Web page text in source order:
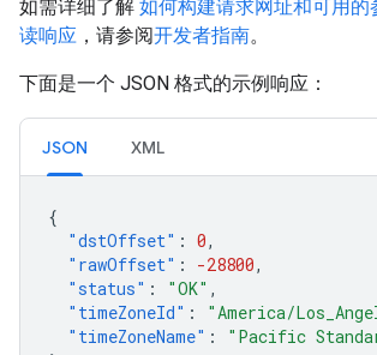
如需详细了解 如何构建请求网址和可用的
读响应 ，请参阅开发者指南。
下面是一个 JSON 格式的示例响应：
JSON XML
{
"dstOffset" : 0,
"rawOffset" : -28800,
"status" : "OK" ,
"timeZoneId" : "America/
"timeZoneName" : "Pacific